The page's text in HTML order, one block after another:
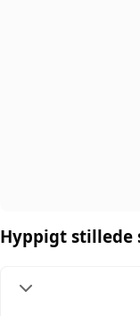
Hyppigt stillede